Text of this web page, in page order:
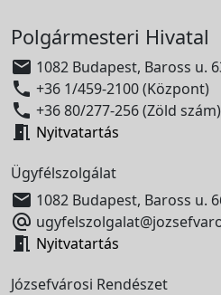
Polgármesteri Hivatal
 1082 Budapest, Baross u.
 +36 1/459-2100 (Központ)
 +36 80/277-256 (Zöld szám)
 Nyitvatartás
Ügyfélszolgálat
 1082 Budapest, Baross u.

 Nyitvatartás
Józsefvárosi Rendészet